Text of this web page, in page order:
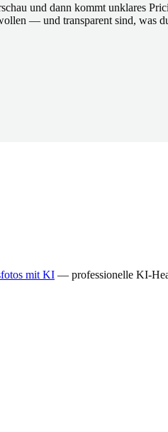
und dann kommt unklares
— und transparent sind, was
mit KI — professionelle KI-